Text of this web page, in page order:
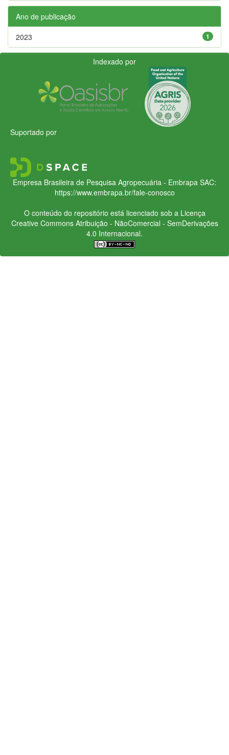
Ano de publicação
1
2023
Indexado por
Suportado por
Empresa Brasileira de Pesquisa Agropecuária - Embrapa SAC:
https://www.embrapa.br/fale-conosco
O conteúdo do repositório está licenciado sob a Licença
Creative CommonsAtribuição - NãoComercial - SemDerivações
4.0 Internacional.